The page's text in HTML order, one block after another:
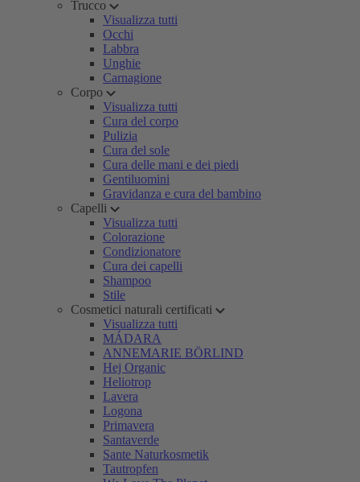
Trucco
Visualizza tutti
Occhi
Labbra
Unghie
Carnagione
Corpo
Visualizza tutti
Cura del corpo
Pulizia
Cura del sole
Cura delle mani e dei piedi
Gentiluomini
Gravidanza e cura del bambino
Capelli
Visualizza tutti
Colorazione
Condizionatore
Cura dei capelli
Shampoo
Stile
Cosmetici naturali certificati
Visualizza tutti
MÁDARA
ANNEMARIE BÖRLIND
Hej Organic
Heliotrop
Lavera
Logona
Primavera
Santaverde
Sante Naturkosmetik
Tautropfen